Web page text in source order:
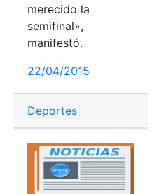
merecido la
semifinal»,
manifestó.
22/04/2015
Deportes